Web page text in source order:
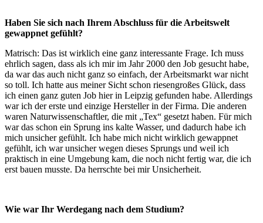
Haben Sie sich nach Ihrem Abschluss für die Arbeitswelt
gewappnet gefühlt?
Matrisch: Das ist wirklich eine ganz interessante Frage. Ich muss
ehrlich sagen, dass als ich mir im Jahr 2000 den Job gesucht habe,
da war das auch nicht ganz so einfach, der Arbeitsmarkt war nicht
so toll. Ich hatte aus meiner Sicht schon riesengroßes Glück, dass
ich einen ganz guten Job hier in Leipzig gefunden habe. Allerdings
war ich der erste und einzige Hersteller in der Firma. Die anderen
waren Naturwissenschaftler, die mit „Tex“ gesetzt haben. Für mich
war das schon ein Sprung ins kalte Wasser, und dadurch habe ich
mich unsicher gefühlt. Ich habe mich nicht wirklich gewappnet
gefühlt, ich war unsicher wegen dieses Sprungs und weil ich
praktisch in eine Umgebung kam, die noch nicht fertig war, die ich
erst bauen musste. Da herrschte bei mir Unsicherheit.
Wie war Ihr Werdegang nach dem Studium?